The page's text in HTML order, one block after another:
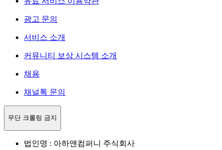
광고 문의
서비스 소개
커뮤니티 보상 시스템 소개
채용
채널톡 문의
무단 크롤링 금지
법인명 : 아하앤컴퍼니 주식회사